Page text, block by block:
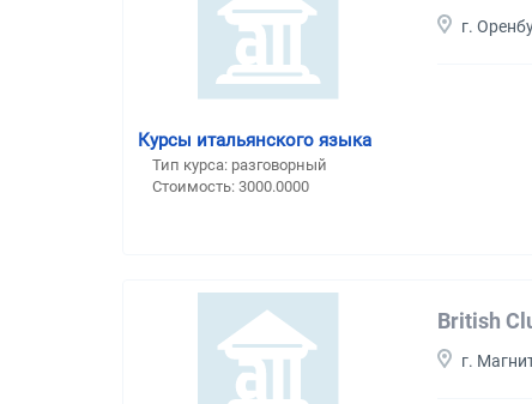
г.
Курсы итальянского языка
Тип курса: разговорный
Стоимость: 3000.0000
British
г.